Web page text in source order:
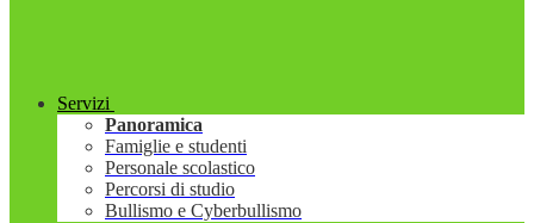
Servizi
Panoramica
Famiglie e studenti
Personale scolastico
Percorsi di studio
Bullismo e Cyberbullismo